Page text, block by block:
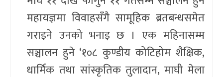
महायज्ञमा विवाहसँगै सामूहिक ब्रतबन्धसमेत
गराइने उनको भनाइ छ । एक महिनासम्म
सञ्चालन हुने ‘१०८ कुण्डीय कोटिहोम शैक्षिक,
धार्मिक तथा सांस्कृतिक तुलादान, माघी मेला